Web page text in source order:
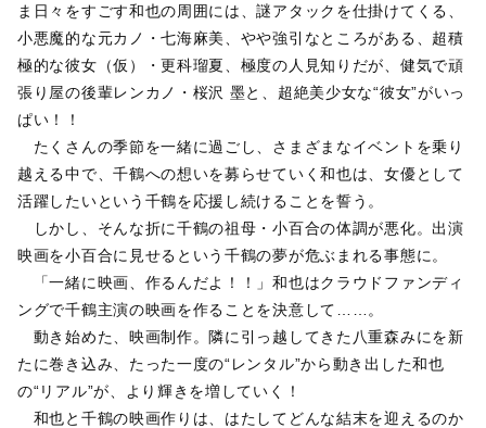
ま日々をすごす和也の周囲には、謎アタックを仕掛けてくる、
小悪魔的な元カノ・七海麻美、やや強引なところがある、超積
極的な彼女（仮）・更科瑠夏、極度の人見知りだが、健気で頑
張り屋の後輩レンカノ・桜沢 墨と、超絶美少女な“彼女”がいっ
ぱい！！
たくさんの季節を一緒に過ごし、さまざまなイベントを乗り
越える中で、千鶴への想いを募らせていく和也は、女優として
活躍したいという千鶴を応援し続けることを誓う。
しかし、そんな折に千鶴の祖母・小百合の体調が悪化。出演
映画を小百合に見せるという千鶴の夢が危ぶまれる事態に。
「一緒に映画、作るんだよ！！」和也はクラウドファンディ
ングで千鶴主演の映画を作ることを決意して……。
動き始めた、映画制作。隣に引っ越してきた八重森みにを新
たに巻き込み、たった一度の“レンタル”から動き出した和也
の“リアル”が、より輝きを増していく！
和也と千鶴の映画作りは、はたしてどんな結末を迎えるのか